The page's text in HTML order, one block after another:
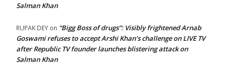
Salman Khan
RUPAK DEY on “Bigg Boss of drugs”: Visibly frightened Arnab
Goswami refuses to accept Arshi Khan’s challenge on LIVE TV
after Republic TV founder launches blistering attack on
Salman Khan